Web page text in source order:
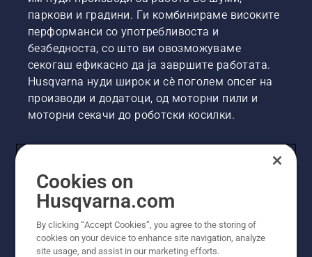
паркови и градини. Ги комбинираме високите
перформанси со употребливоста и
безбедноста, со што ви овозможуваме
секогаш ефикасно да ја завршите работата.
Husqvarna нуди широк и сè поголем опсег на
производи и додатоци, од моторни пили и
моторни секачи до роботски косилки.
Други веб-страници на Husqvarna
Cookies on
Husqvarna.com
By clicking “Accept Cookies”, you agree to the storing of
cookies on your device to enhance site navigation, analyze
site usage, and assist in our marketing efforts.